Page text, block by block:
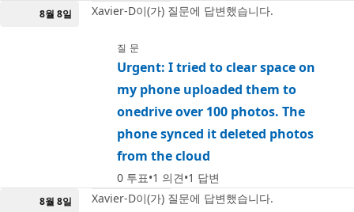
8월 8일 Xavier-D이(가) 질문에 답변했습니다.
질문
Urgent: I tried to clear space on
my phone uploaded them to
onedrive over 100 photos. The
phone synced it deleted photos
from the cloud
0 투표 1 의견 1 답변
8월 8일 Xavier-D이(가) 질문에 답변했습니다.